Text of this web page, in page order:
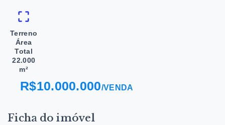
Terreno
Área
Total
22.000
m²
R$10.000.000/VENDA
Ficha do imóvel